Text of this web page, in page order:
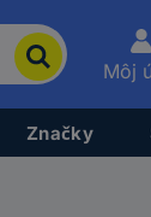
Môj
Značky